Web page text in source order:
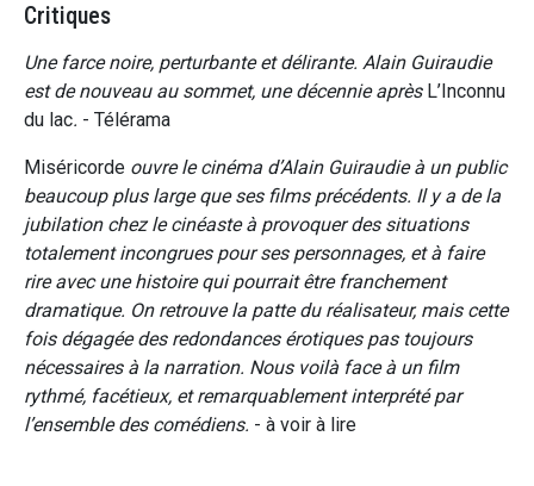
Critiques
Une farce noire, perturbante et délirante. Alain Guiraudie
est de nouveau au sommet, une décennie après L’Inconnu
du lac. - Télérama
Miséricorde ouvre le cinéma d’Alain Guiraudie à un public
beaucoup plus large que ses films précédents. Il y a de la
jubilation chez le cinéaste à provoquer des situations
totalement incongrues pour ses personnages, et à faire
rire avec une histoire qui pourrait être franchement
dramatique. On retrouve la patte du réalisateur, mais cette
fois dégagée des redondances érotiques pas toujours
nécessaires à la narration. Nous voilà face à un film
rythmé, facétieux, et remarquablement interprété par
l’ensemble des comédiens. - à voir à lire